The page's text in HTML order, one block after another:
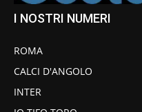
I NOSTRI NUMERI
ROMA
CALCI D'ANGOLO
INTER